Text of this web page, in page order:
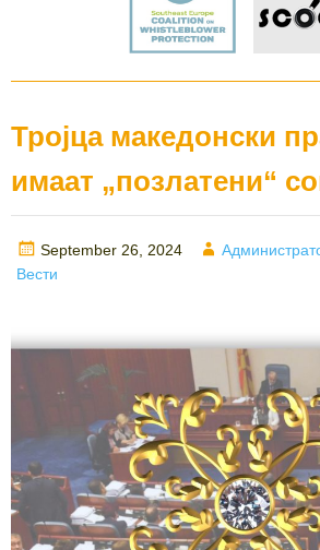
Тројца македонски
имаат „позлатени“
Posted
on
September 26, 2024 Author
Вести